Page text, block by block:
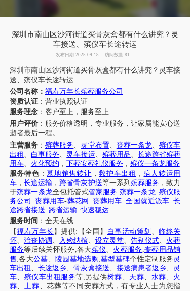
深圳市南山区沙河街道买骨灰盒都有什么讲究？灵
车接送、殡仪车长途转运
发布日期:2025-09-18 访问数量:81
深圳市南山区沙河街道买骨灰盒都有什么讲究？ 灵车接
送、 殡仪车长途转运
公司名称： 福寿万年长殡葬服务公司
资质认证：营业执照认证
服务理念：客户至上，服务至上
用户评价 ： 服务价格透明， 专业服务 ，让家属能安心送
逝者最后一程。
主营服务 ：殡葬服务、 灵堂布置、 丧葬一条龙、殡仪车
出租 、 白事服务、 灵车接运、 殡葬用品、 长途跨省殡葬
用车、 火化预约 ， 下葬安葬礼仪服务 ， 殡仪一条龙服务
服务特色：墓地销售转让 ，救护车出租 ， 病人转运用
车， 长途运输 ，跨省骨灰护送等一系列 殡葬服务 ，致力
于殡葬一条龙全包托管式管家服务 .殡葬一条龙_ 殡仪服
务公司
_丧葬用车-葬花网 丧葬用车 全国就近派车 长
途跨省接送 跨省运输_快速稳达
服务时间 ：全天在线
【福寿万年长 】提供:【全国】 白事活动策划 、临终关
怀、 治丧协调 、 入殓纳棺、 设立灵堂、 告别仪式、 火葬
服务等后续关怀服务 ,各大殡仪、 火葬服务 ,丧葬用品销
售,各大公墓、 陵园墓地选购,墓型墓碑个性定制服务 灵
车出租 、长途返乡、骨灰盒接送、 接送病患者返乡、
灵
车、 殡仪车出租服务等,另提供树葬、 天葬、 水葬、 火
葬、土葬、花葬等不同安葬方式，有专业人士为您指